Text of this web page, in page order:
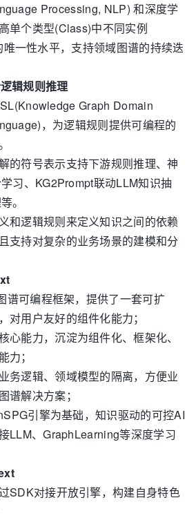
Processing, NLP) 和深度学
单个类型(Class)中不同实例
一性水平，支持领域图谱的持续迭
辑规则推理
Graph Domain
，为逻辑规则提供可编程的
的符号表示支持下游规则推理、神
习、KG2Prompt联动LLM知识抽
。
和逻辑规则来定义知识之间的依赖
支持对复杂的业务场景的建模和分
谱可编程框架，提供了一套可扩
对用户友好的组件化能力；
心能力，沉淀为组件化、框架化、
力；
务逻辑、领域模型的隔离，方便业
谱解决方案；
引擎为基础，知识驱动的可控AI
LLM、GraphLearning等深度学习
SDK对接开放引擎，构建自身特色